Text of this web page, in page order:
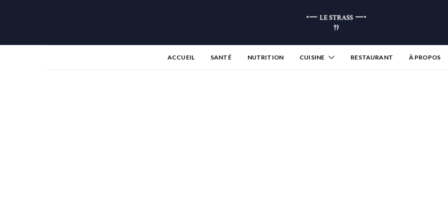
ACCUEIL SANTÉ NUTRITION CUISINE RESTAURANT À PROPOS